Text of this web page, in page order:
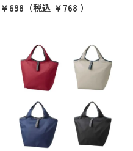
￥698 （税込 ￥768 ）